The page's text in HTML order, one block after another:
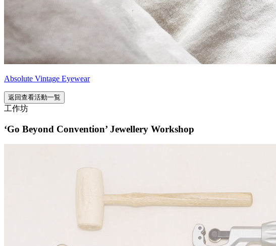
Absolute Vintage Eyewear
返回查看活動一覧
工作坊
‘Go Beyond Convention’ Jewellery Workshop